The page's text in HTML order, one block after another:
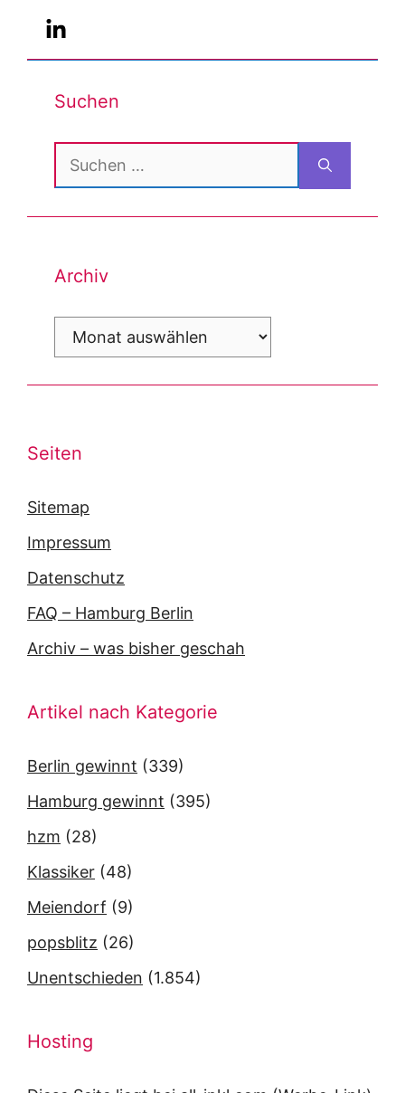
Suchen
Suchen
nach:
Archiv
Archiv
Seiten
Sitemap
Impressum
Datenschutz
FAQ – Hamburg Berlin
Archiv – was bisher geschah
Artikel nach Kategorie
Berlin gewinnt (339)
Hamburg gewinnt (395)
hzm (28)
Klassiker (48)
Meiendorf (9)
popsblitz (26)
Unentschieden (1.854)
Hosting